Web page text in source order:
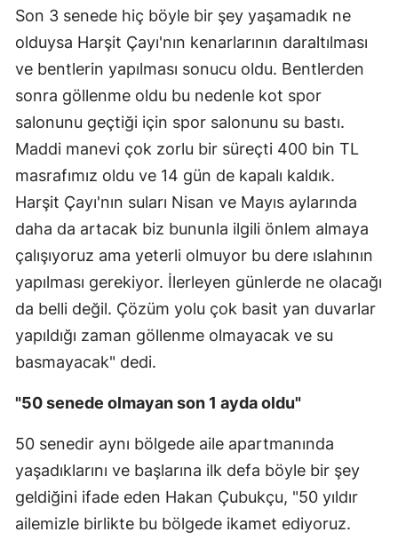
Rize
Sakarya
Samsun
Siirt
Sinop
Sivas
Tekirdağ
Tokat
Trabzon
Tunceli
Uşak
Van
Yozgat
Zonguldak
Son 3 senede hiç böyle bir şey yaşamadık ne
olduysa Harşit Çayı'nın kenarlarının daraltılması
ve bentlerin yapılması sonucu oldu. Bentlerden
sonra göllenme oldu bu nedenle kot spor
salonunu geçtiği için spor salonunu su bastı.
Maddi manevi çok zorlu bir süreçti 400 bin TL
masrafımız oldu ve 14 gün de kapalı kaldık.
Harşit Çayı'nın suları Nisan ve Mayıs aylarında
daha da artacak biz bununla ilgili önlem almaya
çalışıyoruz ama yeterli olmuyor bu dere ıslahının
yapılması gerekiyor. İlerleyen günlerde ne olacağı
da belli değil. Çözüm yolu çok basit yan duvarlar
yapıldığı zaman göllenme olmayacak ve su
basmayacak" dedi.
"50 senede olmayan son 1 ayda oldu"
50 senedir aynı bölgede aile apartmanında
yaşadıklarını ve başlarına ilk defa böyle bir şey
geldiğini ifade eden Hakan Çubukçu, "50 yıldır
ailemizle birlikte bu bölgede ikamet ediyoruz.